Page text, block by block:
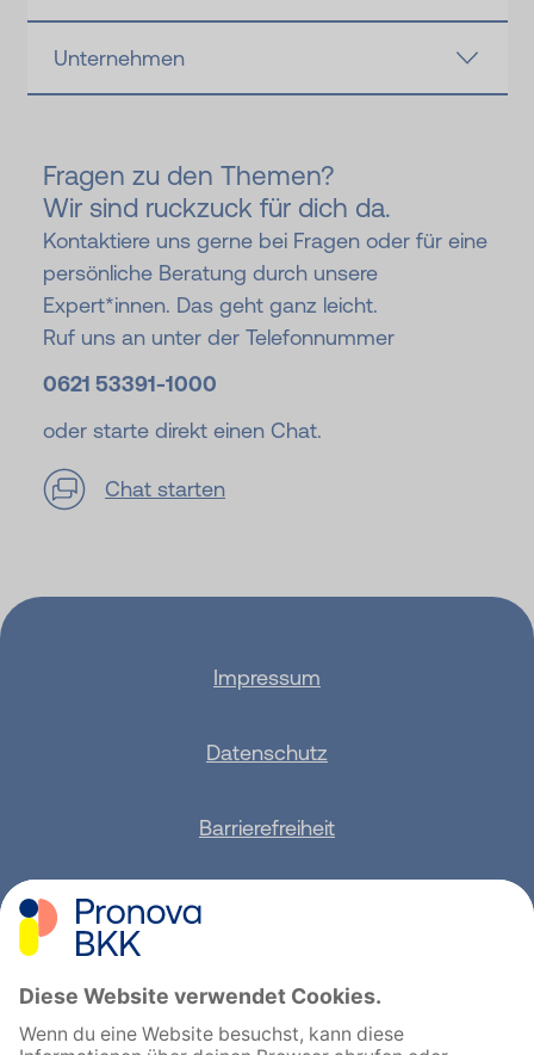
Unternehmen
Fragen zu den Themen?
Wir sind ruckzuck für dich da.
Kontaktiere uns gerne bei Fragen oder für eine
persönliche Beratung durch unsere
Expert*innen. Das geht ganz leicht.
Ruf uns an unter der Telefonnummer
0621 53391-1000
oder starte direkt einen Chat.
Chat starten
Impressum
Datenschutz
Barrierefreiheit